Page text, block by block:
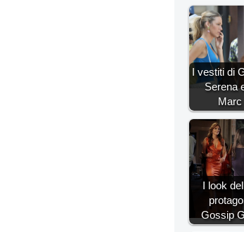
I vestiti di
Serena
I look
Gossip